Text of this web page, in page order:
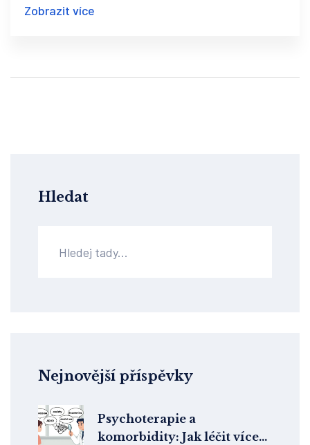
Zobrazit více
Hledat
Nejnovější příspěvky
Psychoterapie a
komorbidity: Jak léčit více